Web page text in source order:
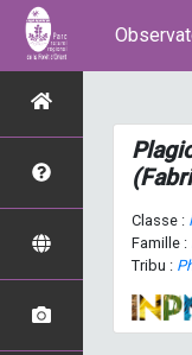
Classe :
Famille :
Tribu :